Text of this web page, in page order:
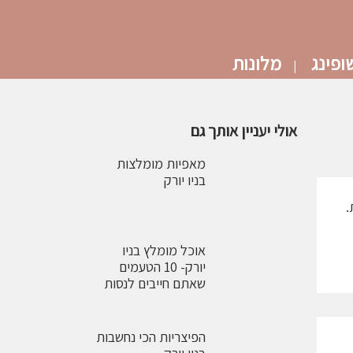
מלונות
אולי יעניין אותך גם
מאפיות מומלצות
בניו יורק
אוכל מומלץ בניו
יורק- 10 הטעמים
שאתם חייבים לנסות
הפיצריות הכי נחשבות